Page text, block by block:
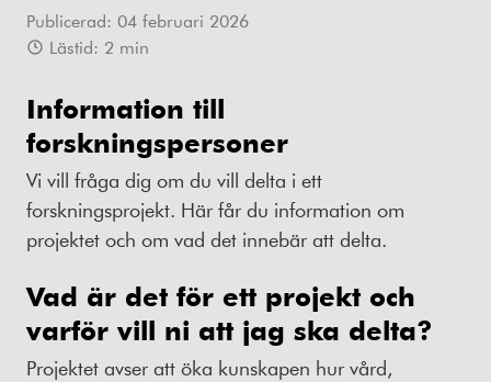
Publicerad: 04 februari 2026
Lästid: 2 min
Information till
forskningspersoner
Vi vill fråga dig om du vill delta i ett
forskningsprojekt. Här får du information om
projektet och om vad det innebär att delta.
Vad är det för ett projekt och
varför vill ni att jag ska delta?
Projektet avser att öka kunskapen hur vård,